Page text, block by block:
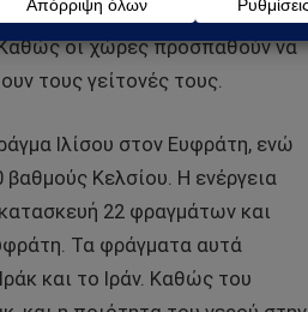
δείχνουν πως η περιοχή χάνει
οι χώρες προσπαθούν να
τους γείτονές τους.
Ιλίσου στον Ευφράτη, ενώ
Κελσίου. Η ενέργεια
22 φραγμάτων και
Τα φράγματα αυτά
και το Ιράν. Καθώς του